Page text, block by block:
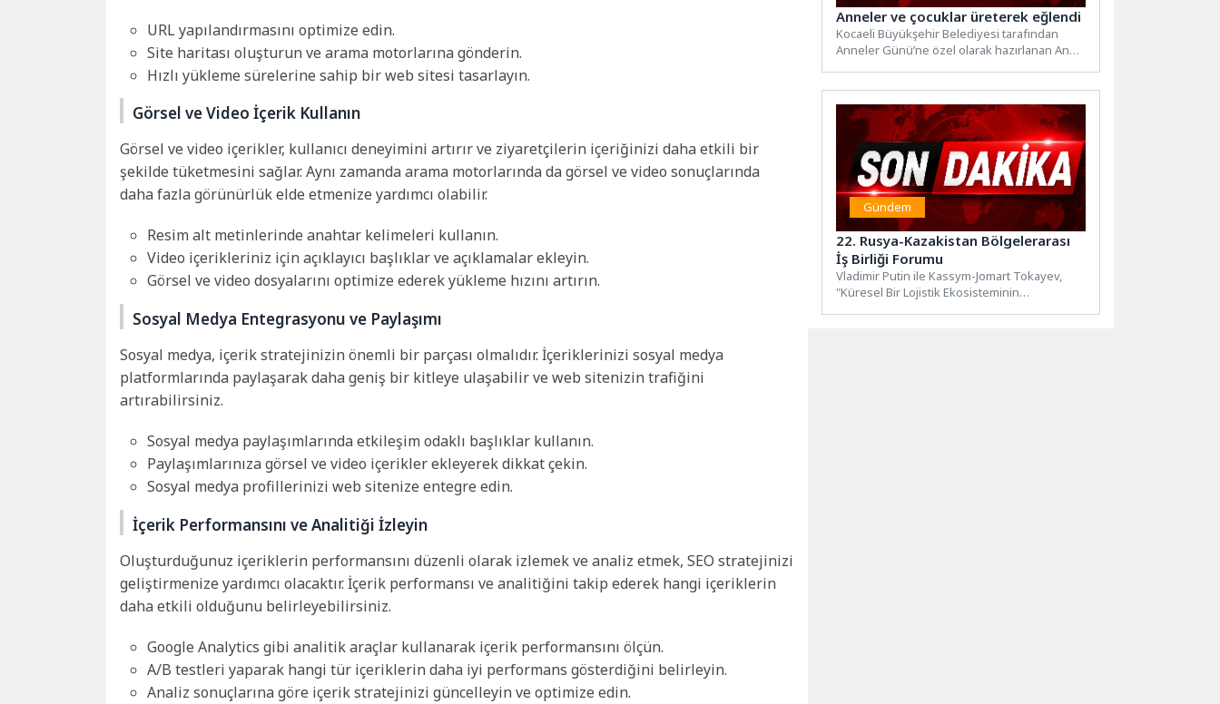
URL yapılandırmasını optimize edin.
Site haritası oluşturun ve arama motorlarına gönderin.
Hızlı yükleme sürelerine sahip bir web sitesi tasarlayın.
Görsel ve Video İçerik Kullanın
Görsel ve video içerikler, kullanıcı deneyimini artırır ve ziyaretçilerin içeriğinizi daha etkili bir
şekilde tüketmesini sağlar. Aynı zamanda arama motorlarında da görsel ve video sonuçlarında
daha fazla görünürlük elde etmenize yardımcı olabilir.
Resim alt metinlerinde anahtar kelimeleri kullanın.
Video içerikleriniz için açıklayıcı başlıklar ve açıklamalar ekleyin.
Görsel ve video dosyalarını optimize ederek yükleme hızını artırın.
Sosyal Medya Entegrasyonu ve Paylaşımı
Sosyal medya, içerik stratejinizin önemli bir parçası olmalıdır. İçeriklerinizi sosyal medya
platformlarında paylaşarak daha geniş bir kitleye ulaşabilir ve web sitenizin trafiğini
artırabilirsiniz.
Sosyal medya paylaşımlarında etkileşim odaklı başlıklar kullanın.
Paylaşımlarınıza görsel ve video içerikler ekleyerek dikkat çekin.
Sosyal medya profillerinizi web sitenize entegre edin.
İçerik Performansını ve Analitiği İzleyin
Oluşturduğunuz içeriklerin performansını düzenli olarak izlemek ve analiz etmek, SEO stratejinizi
geliştirmenize yardımcı olacaktır. İçerik performansı ve analitiğini takip ederek hangi içeriklerin
daha etkili olduğunu belirleyebilirsiniz.
Google Analytics gibi analitik araçlar kullanarak içerik performansını ölçün.
A/B testleri yaparak hangi tür içeriklerin daha iyi performans gösterdiğini belirleyin.
Analiz sonuçlarına göre içerik stratejinizi güncelleyin ve optimize edin.
Anneler ve çocuklar üreterek eğlendi
Kocaeli Büyükşehir Belediyesi tarafından
Anneler Günü’ne özel olarak hazırlanan Anne
Gündem
22. Rusya-Kazakistan Bölgelerarası
İş Birliği Forumu
Vladimir Putin ile Kassym-Jomart Tokayev,
"Küresel Bir Lojistik Ekosisteminin